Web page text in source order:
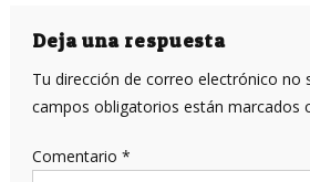
entradas
Deja una respuesta
Tu dirección de correo electrónico no
campos obligatorios están marcados
Comentario *